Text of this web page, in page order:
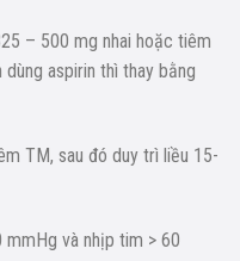
– 500 mg nhai hoặc tiêm
aspirin thì thay bằng
TM, sau đó duy trì liều 15-
mmHg và nhịp tim > 60